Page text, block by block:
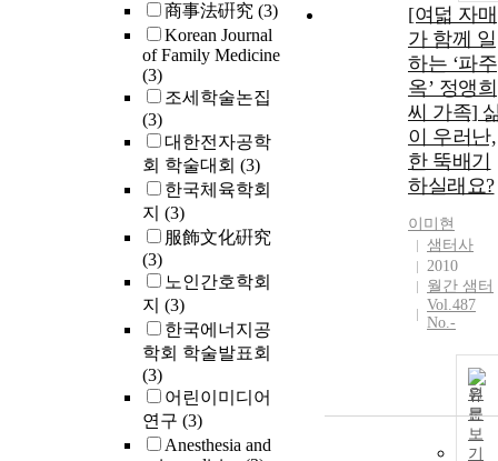
商事法硏究 (3)
Korean Journal
of Family Medicine
(3)
조세학술논집
(3)
대한전자공학
회 학술대회 (3)
한국체육학회
지 (3)
服飾文化硏究
(3)
노인간호학회
지 (3)
한국에너지공
학회 학술발표회
(3)
어린이미디어
연구 (3)
Anesthesia and
[여덟 자매
가 함께 일
하는 ‘파주
옥’ 정앵희
씨 가족]
이 우러난,
한 뚝배기
하실래요?
이미현
샘터사
2010
월간 샘터
Vol.487
No.-
원
문
보
기